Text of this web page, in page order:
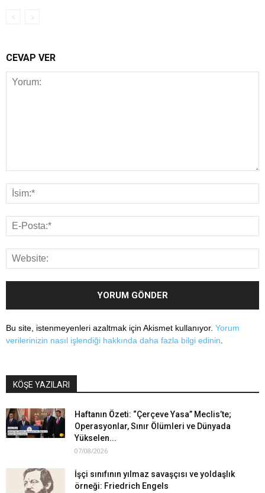
CEVAP VER
Bu site, istenmeyenleri azaltmak için Akismet kullanıyor. Yorum
verilerinizin nasıl işlendiği hakkında daha fazla bilgi edinin
KÖŞE YAZILARI
Haftanın Özeti: “Çerçeve Yasa” Meclis’te;
Operasyonlar, Sınır Ölümleri ve Dünyada
Yükselen...
07/08/2026
İşçi sınıfının yılmaz savaşçısı ve yoldaşlık
örneği: Friedrich Engels